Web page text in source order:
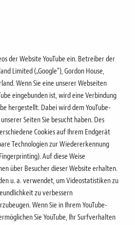
der Website YouTube ein. Betreiber der
Limited („Google“), Gordon House,
Wenn Sie eine unserer Webseiten
eingebunden ist, wird eine Verbindung
hergestellt. Dabei wird dem YouTube-
Seiten Sie besucht haben. Des
Cookies auf Ihrem Endgerät
Technologien zur Wiedererkennung
Auf diese Weise
über Besucher dieser Website erhalten.
u. a. verwendet, um Videostatistiken zu
zu verbessern
Wenn Sie in Ihrem YouTube-
Sie YouTube, Ihr Surfverhalten